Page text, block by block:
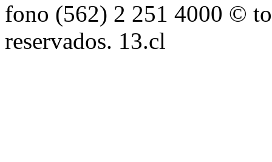
fono (562) 2 251 4000 ©
reservados. 13.cl